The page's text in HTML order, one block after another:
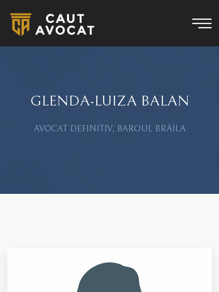
GLENDA-LUIZA BALAN
AVOCAT DEFINITIV, BAROUL BRĂILA